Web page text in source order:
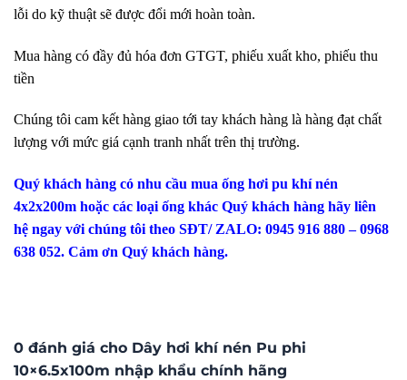
lỗi do kỹ thuật sẽ được đổi mới hoàn toàn.
Mua hàng có đầy đủ hóa đơn GTGT, phiếu xuất kho, phiếu thu
tiền
Chúng tôi cam kết hàng giao tới tay khách hàng là hàng đạt chất
lượng với mức giá cạnh tranh nhất trên thị trường.
Quý khách hàng có nhu cầu mua ống hơi pu khí nén
4x2x200m hoặc các loại ống khác Quý khách hàng hãy liên
hệ ngay với chúng tôi theo SĐT/ ZALO: 0945 916 880 – 0968
638 052. Cảm ơn Quý khách hàng.
0 đánh giá cho Dây hơi khí nén Pu phi
10×6.5x100m nhập khẩu chính hãng